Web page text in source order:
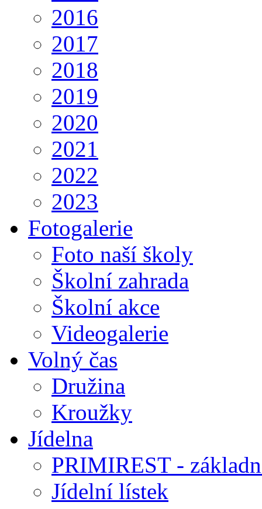
2016
2017
2018
2019
2020
2021
2022
2023
Fotogalerie
Foto naší školy
Školní zahrada
Školní akce
Videogalerie
Volný čas
Družina
Kroužky
Jídelna
PRIMIREST -
Jídelní lístek